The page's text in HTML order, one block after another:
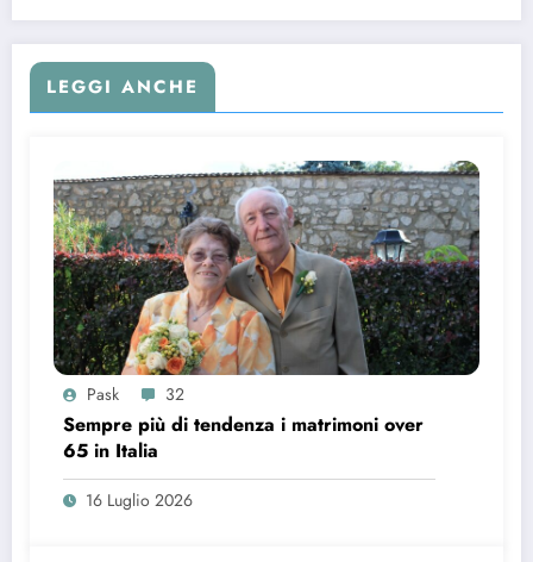
LEGGI ANCHE
Pask 32
Sempre più di tendenza i matrimoni over
65 in Italia
16 Luglio 2026